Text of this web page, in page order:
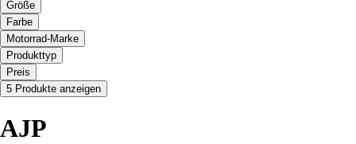
Größe
Farbe
Motorrad-Marke
Produkttyp
Preis
5 Produkte anzeigen
AJP